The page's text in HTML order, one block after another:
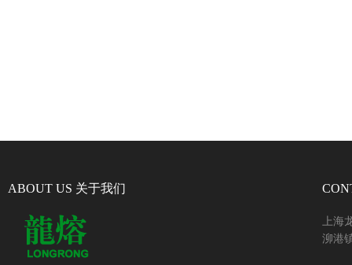
ABOUT US 关于我们
上海
泖港